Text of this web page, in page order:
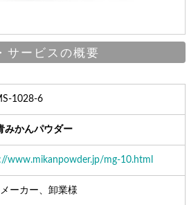
サービスの概要
1028-6
みかんパウダー
www.mikanpowder.jp/mg-10.html
ーカー、卸業様